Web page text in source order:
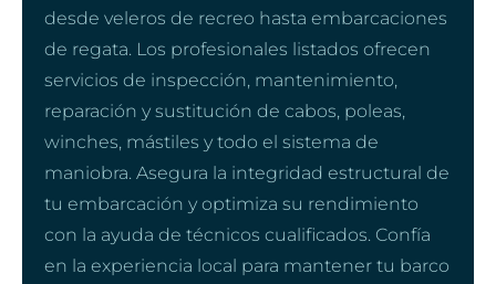
desde veleros de recreo hasta embarcaciones
de regata. Los profesionales listados ofrecen
servicios de inspección, mantenimiento,
reparación y sustitución de cabos, poleas,
winches, mástiles y todo el sistema de
maniobra. Asegura la integridad estructural de
tu embarcación y optimiza su rendimiento
con la ayuda de técnicos cualificados. Confía
en la experiencia local para mantener tu barco